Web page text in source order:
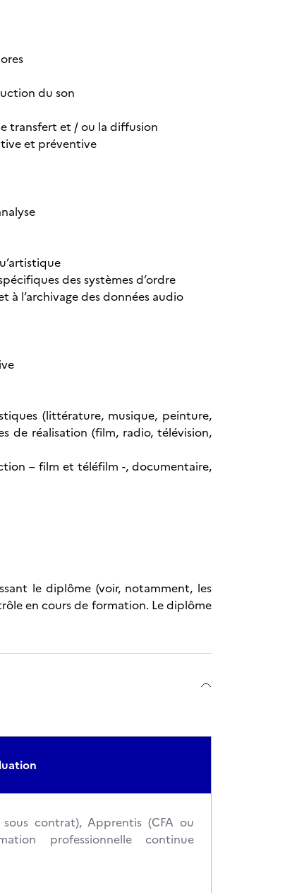
du son
transfert et / ou la diffusion
et préventive
des systèmes d’ordre
à l’archivage des données audio
(littérature, musique, peinture,
de réalisation (film, radio, télévision,
– film et téléfilm -, documentaire,
le diplôme (voir, notamment, les
en cours de formation. Le diplôme
contrat), Apprentis (CFA ou
professionnelle continue